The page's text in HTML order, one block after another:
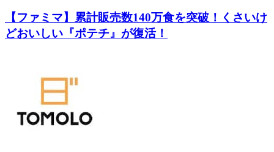
【ファミマ】累計販売数140万食を突破！くさいけ
どおいしい『ポテチ』が復活！